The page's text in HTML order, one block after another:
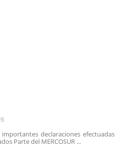
declaraciones efectuadas
Parte del MERCOSUR ...